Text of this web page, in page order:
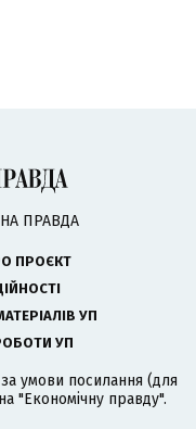
ПРАВДА
ПРОЄКТ
УП
УП
умови посилання (для
"Економічну правду".